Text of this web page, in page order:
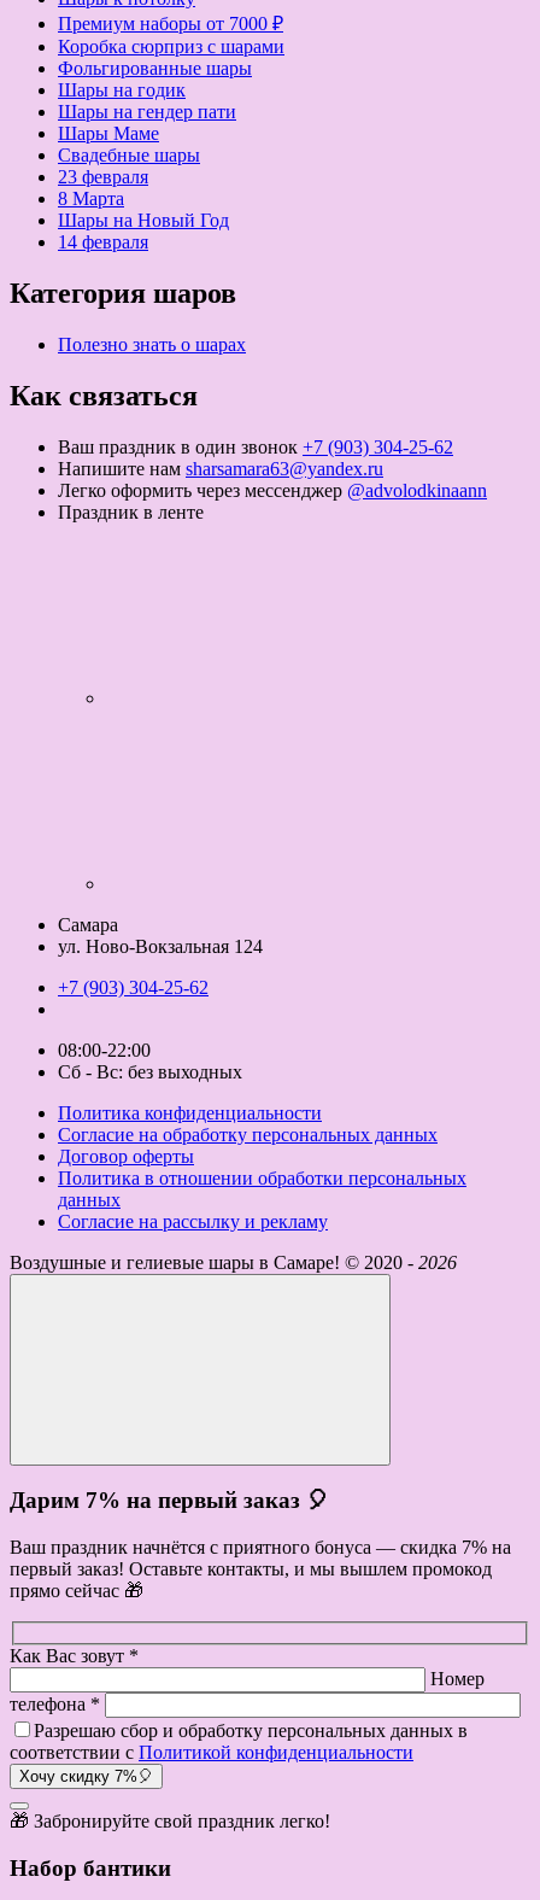
Премиум наборы от 7000 ₽
Коробка сюрприз с шарами
Фольгированные шары
Шары на годик
Шары на гендер пати
Шары Маме
Свадебные шары
23 февраля
8 Марта
Шары на Новый Год
14 февраля
Категория шаров
Полезно знать о шарах
Как связаться
Ваш праздник в один звонок +7 (903) 304-25-62
Напишите нам sharsamara63@yandex.ru
Легко оформить через мессенджер @advolodkinaann
Праздник в ленте
Самара
ул. Ново-Вокзальная 124
+7 (903) 304-25-62
08:00-22:00
Сб - Вс: без выходных
Политика конфиденциальности
Согласие на обработку персональных данных
Договор оферты
Политика в отношении обработки персональных
данных
Согласие на рассылку и рекламу
Воздушные и гелиевые шары в Самаре! © 2020 - 2026
Дарим 7% на первый заказ 🎈
Ваш праздник начнётся с приятного бонуса — скидка 7% на
первый заказ! Оставьте контакты, и мы вышлем промокод
прямо сейчас 🎁
Как Вас зовут *
Номер
телефона *
Разрешаю сбор и обработку персональных данных в
соответствии с Политикой конфиденциальности
Хочу скидку 7%🎈
🎁 Забронируйте свой праздник легко!
Набор бантики